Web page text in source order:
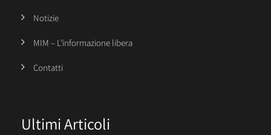
Notizie
MIM – L’informazione libera
Contatti
Ultimi Articoli